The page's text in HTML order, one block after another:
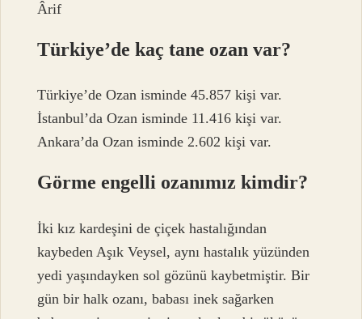
Ârif
Türkiye’de kaç tane ozan var?
Türkiye’de Ozan isminde 45.857 kişi var.
İstanbul’da Ozan isminde 11.416 kişi var.
Ankara’da Ozan isminde 2.602 kişi var.
Görme engelli ozanımız kimdir?
İki kız kardeşini de çiçek hastalığından
kaybeden Aşık Veysel, aynı hastalık yüzünden
yedi yaşındayken sol gözünü kaybetmiştir. Bir
gün bir halk ozanı, babası inek sağarken